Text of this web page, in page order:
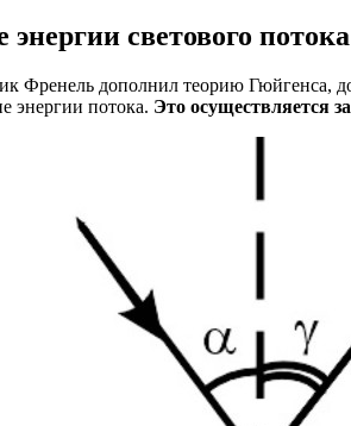
энергии светового потока
Френель дополнил теорию Гюйгенса,
энергии потока. Это осуществляется